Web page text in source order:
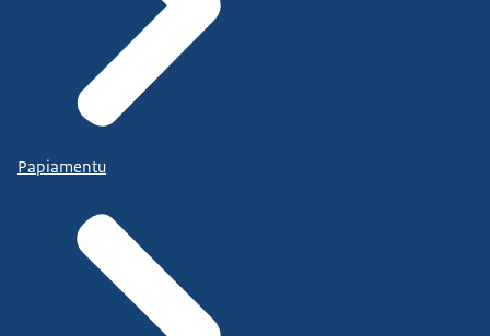
Papiamentu